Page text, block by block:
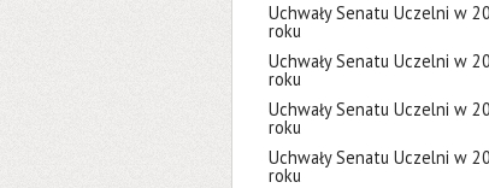
Uchwały Senatu Uczelni w
roku
Uchwały Senatu Uczelni w
roku
Uchwały Senatu Uczelni w
roku
Uchwały Senatu Uczelni w
roku